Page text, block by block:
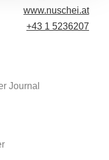
www.nuschei.at
+43 1 5236207
Journal